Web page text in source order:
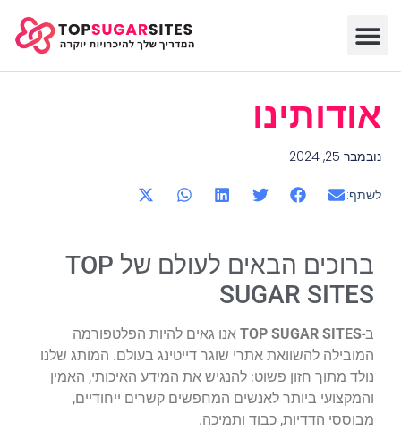
אודותינו
נובמבר 25, 2024
לשתף:
ברוכים הבאים לעולם של TOP
SUGAR SITES
ב-TOP SUGAR SITES אנו גאים להיות הפלטפורמה
המובילה להשוואת אתרי שוגר דייטינג בעולם. המותג שלנו
נולד מתוך חזון פשוט: להנגיש את המידע האיכותי, האמין
והמקצועי ביותר לאנשים המחפשים קשרים ייחודיים,
מבוססי הדדיות, כבוד ותמיכה.